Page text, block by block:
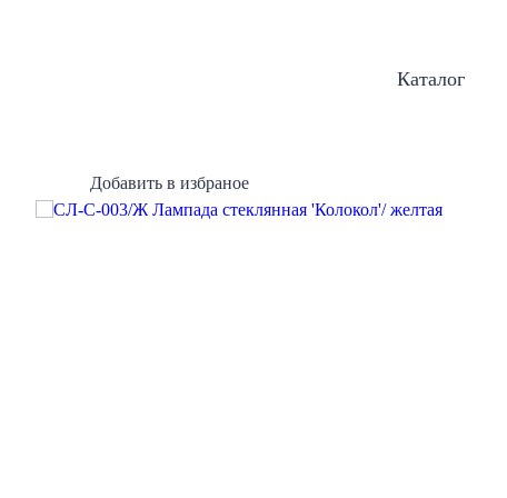
Каталог
Добавить в избраное